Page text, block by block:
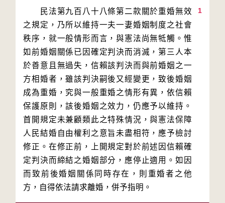
1
民法第九百八十八條第二款關於重婚無效
之規定，乃所以維持一夫一妻婚姻制度之社會
秩序，就一般情形而言，與憲法尚無牴觸。惟
如前婚姻關係已因確定判決而消滅，第三人本
於善意且無過失，信賴該判決而與前婚姻之一
方相婚者，雖該判決嗣後又經變更，致後婚姻
成為重婚，究與一般重婚之情形有異，依信賴
保護原則，該後婚姻之效力，仍應予以維持。
首開規定未兼顧類此之特殊情況，與憲法保障
人民結婚自由權利之意旨未盡相符，應予檢討
修正。在修正前，上開規定對於前述因信賴確
定判決而締結之婚姻部分，應停止適用。如因
而致前後婚姻關係同時存在，則重婚者之他